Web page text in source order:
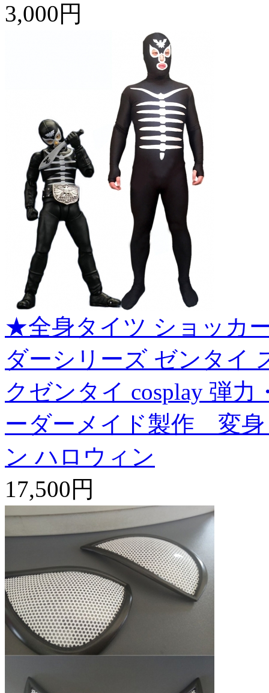
3,000円
★全身タイツ ショッカ
ダーシリーズ ゼンタイ
クゼンタイ cosplay 弾
ーダーメイド製作 変
ン ハロウィン
17,500円